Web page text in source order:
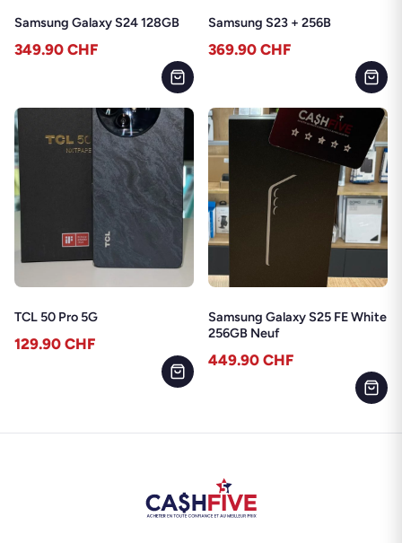
Samsung Galaxy S24 128GB
349.90 CHF
Samsung S23 + 256B
369.90 CHF
TCL 50 Pro 5G
129.90 CHF
Samsung Galaxy S25 FE White
256GB Neuf
449.90 CHF